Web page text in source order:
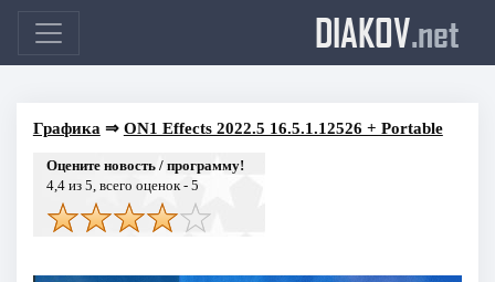
DIAKOV.net
Графика ⇒ ON1 Effects 2022.5 16.5.1.12526 + Portable
Оцените новость / программу!
4,4из 5, всего оценок - 5